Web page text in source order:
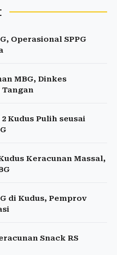
Operasional SPPG
MBG, Dinkes
Kudus Pulih seusai
Keracunan Massal,
di Kudus, Pemprov
Snack RS